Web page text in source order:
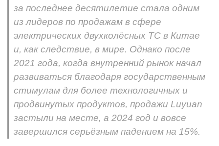
за последнее десятилетие стала одним
из лидеров по продажам в сфере
электрических двухколёсных ТС в Китае
и, как следствие, в мире. Однако после
2021 года, когда внутренний рынок начал
развиваться благодаря государственным
стимулам для более технологичных и
продвинутых продуктов, продажи Luyuan
застыли на месте, а 2024 год и вовсе
завершился серьёзным падением на 15%.